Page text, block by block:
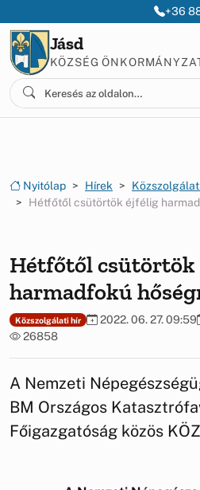
+36
Jásd
KÖZSÉG
Nyitólap Hírek
Hétfőtől csütörtök éjfélig
Hétfőtől csütörtök
harmadfokú
Közszolgálati hír 2022. 06. 27. 09:59
26858
A Nemzeti
BM Országos
Főigazgatóság közös